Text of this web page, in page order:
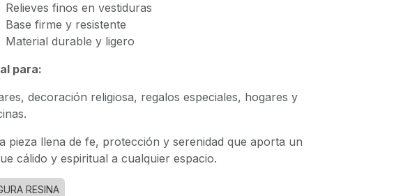
Relieves finos en vestiduras
Base firme y resistente
Material durable y ligero
para:
decoración religiosa, regalos especiales, hogares y
pieza llena de fe, protección y serenidad que aporta un
cálido y espiritual a cualquier espacio.
RESINA